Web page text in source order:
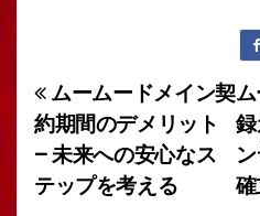
投
稿
ナ
ムームードメイン契
約期間のデメリット
– 未来への安心なス
テップを考える